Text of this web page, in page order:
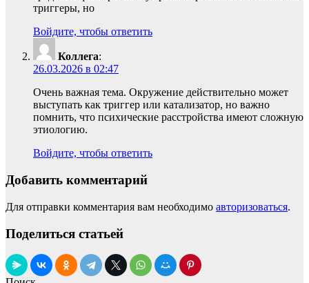
триггеры, но
Войдите, чтобы ответить
Коллега:
26.03.2026 в 02:47
Очень важная тема. Окружение действительно может
выступать как триггер или катализатор, но важно
помнить, что психические расстройства имеют сложную
этиологию.
Войдите, чтобы ответить
Добавить комментарий
Для отправки комментария вам необходимо авторизоваться.
Поделиться статьей